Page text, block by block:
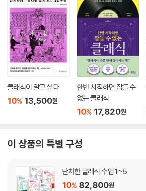
클래식이 알고 싶다
10% 13,500원
한번 시작하면 잠들 수
없는 클래식
10% 17,820원
이 상품의 특별 구성
난처한 클래식 수업 1~5
10% 82,800원